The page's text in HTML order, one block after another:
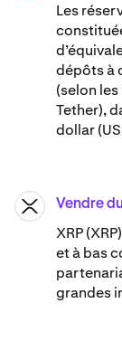
Les
dépôts à
(selon
Tether),
dollar
XRP Vendre
XRP
et à bas
grandes